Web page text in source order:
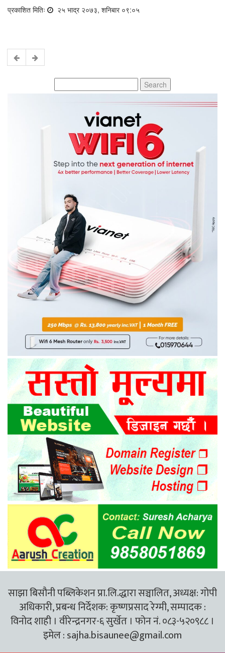
प्रकाशित मितिः २५ भाद्र २०७३, शनिबार ०९:०५
for:
साझा बिसौनी पब्लिकेशन प्रा.लि.द्धारा सञ्चालित, अध्यक्ष: गोपी
अधिकारी, प्रबन्ध निर्देशक: कृष्णप्रसाद रेग्मी, सम्पादक :
विनोद शाही । वीरेन्द्रनगर-६ सुर्खेत । फोन नं. ०८३-५२०९८८ ।
इमेल :sajha.bisaunee@gmail.com